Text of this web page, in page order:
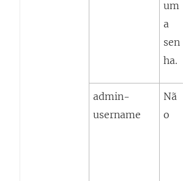
um
a
sen
ha.
admin-
username
Nã
o